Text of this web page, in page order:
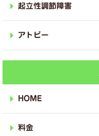
起立性調節障害
アトピー
HOME
料金